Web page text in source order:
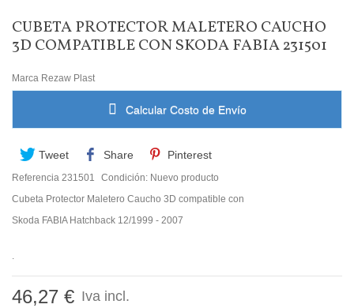
CUBETA PROTECTOR MALETERO CAUCHO
3D COMPATIBLE CON SKODA FABIA 231501
Marca Rezaw Plast
Calcular Costo de Envío
Tweet Share Pinterest
Referencia 231501 Condición: Nuevo producto
Cubeta Protector Maletero Caucho 3D compatible con
Skoda FABIA Hatchback 12/1999 - 2007
.
46,27 € Iva incl.